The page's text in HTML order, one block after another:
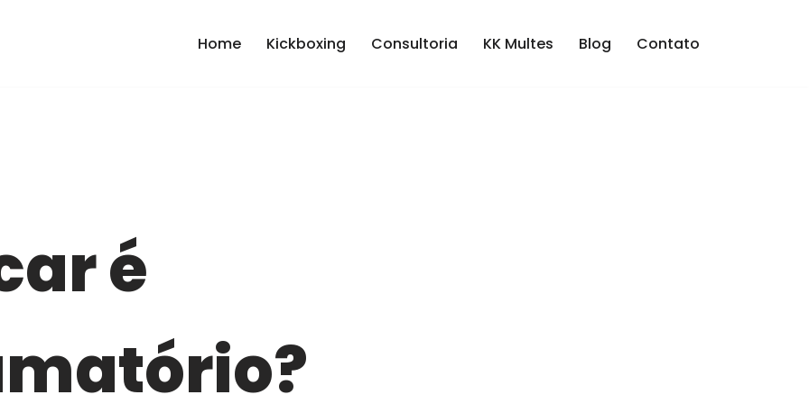
Home Kickboxing Consultoria KK Multes Blog Contato
é